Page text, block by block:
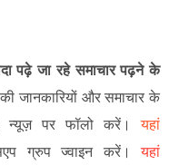
पढ़े जा रहे समाचार पढ़ने के
जानकारियों और समाचार के
पर फॉलो करें ।यहां
ग्रुप ज्वाइन करें। यहां